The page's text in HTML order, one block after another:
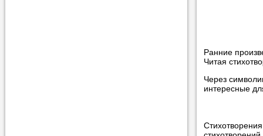
Мы
Совет 3.
Ранние
Читая
Через
интересные